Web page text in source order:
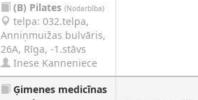
(B) Pilates (Nodarbība)
telpa: 032.telpa,
Anniņmuižas bulvāris,
26A, Rīga, -1.stāvs
Inese Kanneniece
Ģimenes medicīnas